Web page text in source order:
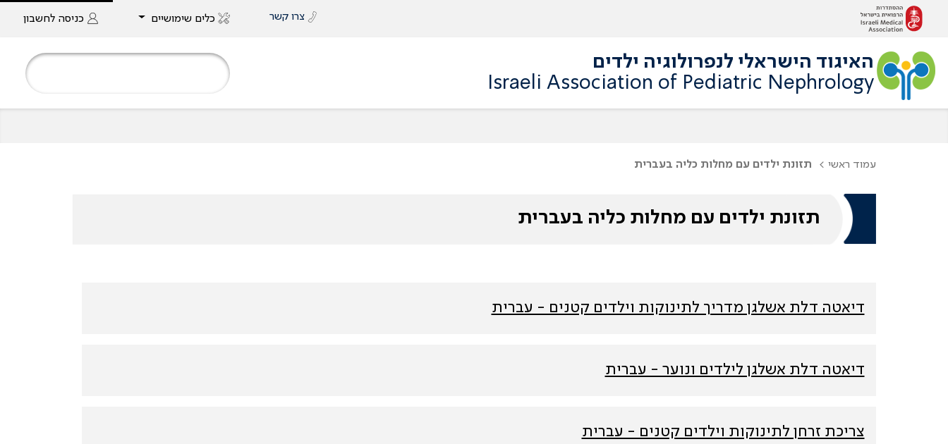
צרו קשר כלים שימושיים כניסה לחשבון
האיגוד הישראלי לנפרולוגיה ילדים
Israeli Association of Pediatric Nephrology
עמוד ראשי תזונת ילדים עם מחלות כליה בעברית
תזונת ילדים עם מחלות כליה בעברית
דיאטה דלת אשלגן מדריך לתינוקות וילדים קטנים - עברית
דיאטה דלת אשלגן לילדים ונוער - עברית
צריכת זרחן לתינוקות וילדים קטנים - עברית